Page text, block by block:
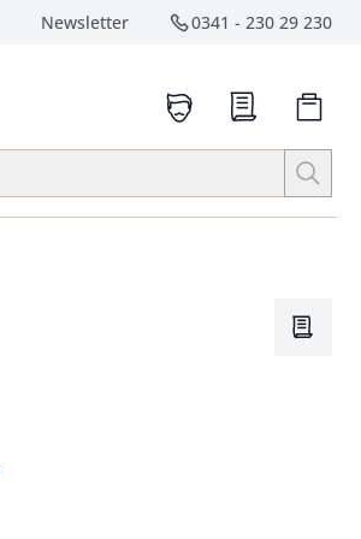
Newsletter Service-
0341 - 230 29 230
anrufen